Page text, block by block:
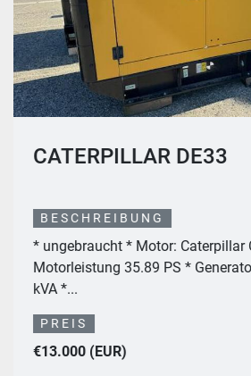
2022 CATERPILLAR
BESCHREIBUNG
* ungebraucht * Motor
Motorleistung 70PS *
Kraf...
PREIS
€17.500 (EUR)